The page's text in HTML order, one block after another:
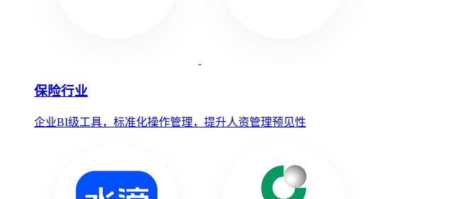
保险行业
企业BI级工具，标准化操作管理，提升人资管理预见性